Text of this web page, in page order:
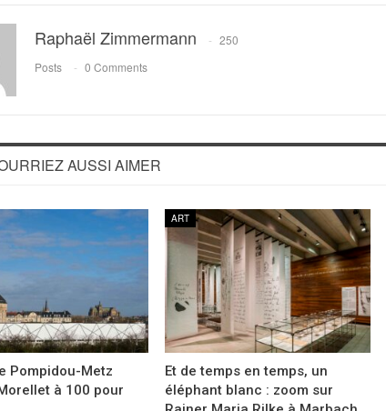
Raphaël Zimmermann
250
Posts
0 Comments
AUSSI AIMER
Pompidou-Metz
à 100 pour
ART
Et de temps en temps, un
éléphant blanc : zoom sur